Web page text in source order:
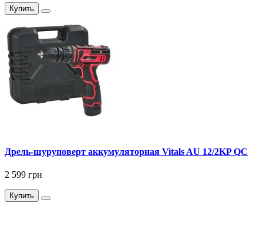
Купить
Дрель-шуруповерт аккумуляторная Vitals AU 12/2KP QC
2 599 грн
Купить